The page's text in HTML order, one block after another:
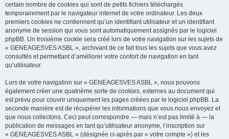
certain nombre de cookies qui sont de petits fichiers téléchargés
temporairement par le navigateur internet de votre ordinateur. Les deux
premiers cookies ne contiennent qu’un identifiant utilisateur et un identifiant
anonyme de session qui vous sont automatiquement assignés par le logiciel
phpBB. Un troisième cookie sera créé lors de votre navigation sur les sujets de
« GENEAGESVES ASBL », archivant de ce fait tous les sujets que vous avez
consultés et permettant d’améliorer votre confort de navigation en tant
qu’utilisateur.
Lors de votre navigation sur « GENEAGESVES ASBL », nous pouvons
également créer une quatrième sorte de cookies, externes au document qui
est prévu pour couvrir uniquement les pages créées par le logiciel phpBB. La
seconde manière est de récupérer les informations que vous nous envoyez et
que nous collectons. Ceci peut correspondre — mais n’est pas limité à — la
publication de messages en tant qu’utilisateur anonyme, l’inscription sur
« GENEAGESVES ASBL » (désignée ci-après par « votre compte ») et les